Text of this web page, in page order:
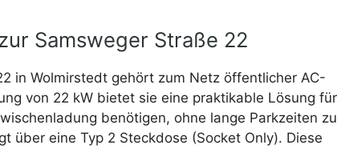
Samsweger Straße 22
in Wolmirstedt gehört zum Netz öffentlicher AC-
von 22 kW bietet sie eine praktikable Lösung für
benötigen, ohne lange Parkzeiten zu
über eine Typ 2 Steckdose (Socket Only). Diese